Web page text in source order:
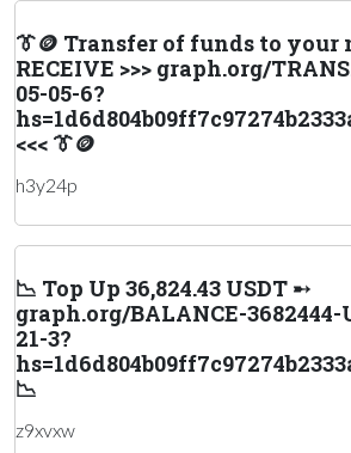
👔🪙 Transfer of funds to your
RECEIVE >>> graph.org/
05-05-6?
<<< 👔🪙
h3y24p
📉 Top Up 36,824.43 USDT ➸
graph.org/BALANCE-3682444-
21-3?
📉
z9xvxw